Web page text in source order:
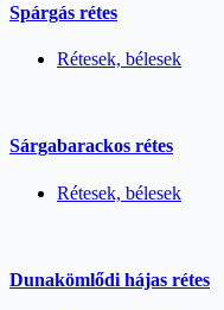
Spárgás rétes
Rétesek, bélesek
Sárgabarackos rétes
Rétesek, bélesek
Dunakömlődi hájas rétes